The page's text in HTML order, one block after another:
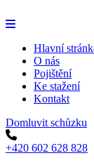
Hlavní
O nás
Pojištění
Ke stažení
Kontakt
Domluvit schůzku
+420 602 628 828